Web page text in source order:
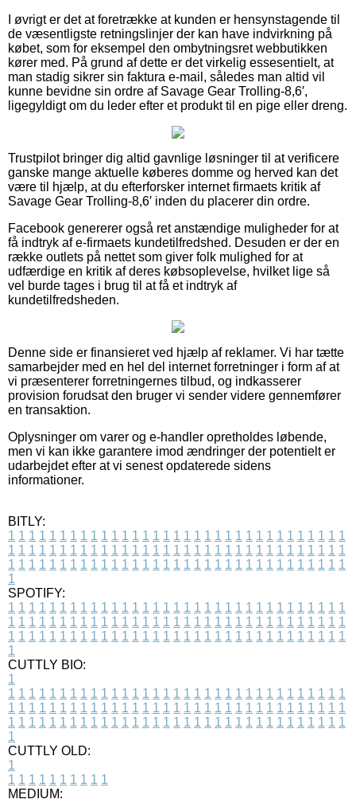
I øvrigt er det at foretrække at kunden er hensynstagende til
de væsentligste retningslinjer der kan have indvirkning på
købet, som for eksempel den ombytningsret webbutikken
kører med. På grund af dette er det virkelig essesentielt, at
man stadig sikrer sin faktura e-mail, således man altid vil
kunne bevidne sin ordre af Savage Gear Trolling-8,6′,
ligegyldigt om du leder efter et produkt til en pige eller dreng.
Trustpilot bringer dig altid gavnlige løsninger til at verificere
ganske mange aktuelle køberes domme og herved kan det
være til hjælp, at du efterforsker internet firmaets kritik af
Savage Gear Trolling-8,6′ inden du placerer din ordre.
Facebook genererer også ret anstændige muligheder for at
få indtryk af e-firmaets kundetilfredshed. Desuden er der en
række outlets på nettet som giver folk mulighed for at
udfærdige en kritik af deres købsoplevelse, hvilket lige så
vel burde tages i brug til at få et indtryk af
kundetilfredsheden.
Denne side er finansieret ved hjælp af reklamer. Vi har tætte
samarbejder med en hel del internet forretninger i form af at
vi præsenterer forretningernes tilbud, og indkasserer
provision forudsat den bruger vi sender videre gennemfører
en transaktion.
Oplysninger om varer og e-handler opretholdes løbende,
men vi kan ikke garantere imod ændringer der potentielt er
udarbejdet efter at vi senest opdaterede sidens
informationer.
BITLY:
1 1 1 1 1 1 1 1 1 1 1 1 1 1 1 1 1 1 1 1 1 1 1 1 1 1 1 1 1 1 1 1 1
1 1 1 1 1 1 1 1 1 1 1 1 1 1 1 1 1 1 1 1 1 1 1 1 1 1 1 1 1 1 1 1 1
1 1 1 1 1 1 1 1 1 1 1 1 1 1 1 1 1 1 1 1 1 1 1 1 1 1 1 1 1 1 1 1 1
1
SPOTIFY:
1 1 1 1 1 1 1 1 1 1 1 1 1 1 1 1 1 1 1 1 1 1 1 1 1 1 1 1 1 1 1 1 1
1 1 1 1 1 1 1 1 1 1 1 1 1 1 1 1 1 1 1 1 1 1 1 1 1 1 1 1 1 1 1 1 1
1 1 1 1 1 1 1 1 1 1 1 1 1 1 1 1 1 1 1 1 1 1 1 1 1 1 1 1 1 1 1 1 1
1
CUTTLY BIO:
1
1 1 1 1 1 1 1 1 1 1 1 1 1 1 1 1 1 1 1 1 1 1 1 1 1 1 1 1 1 1 1 1 1
1 1 1 1 1 1 1 1 1 1 1 1 1 1 1 1 1 1 1 1 1 1 1 1 1 1 1 1 1 1 1 1 1
1 1 1 1 1 1 1 1 1 1 1 1 1 1 1 1 1 1 1 1 1 1 1 1 1 1 1 1 1 1 1 1 1
1
CUTTLY OLD:
1
1 1 1 1 1 1 1 1 1 1
MEDIUM: